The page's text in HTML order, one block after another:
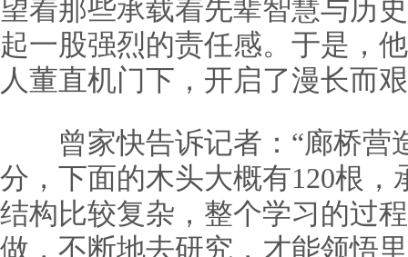
望着那些承载着先辈智慧与历
起一股强烈的责任感。于是，
人董直机门下，开启了漫长而
曾家快告诉记者：“廊桥营
分，下面的木头大概有120根，
结构比较复杂，整个学习的过
做，不断地去研究，才能领悟